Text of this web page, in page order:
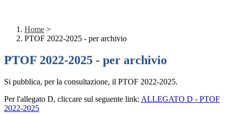
Home >
PTOF 2022-2025 - per archivio
PTOF 2022-2025 - per archivio
Si pubblica, per la consultazione, il PTOF 2022-2025.
Per l'allegato D, cliccare sul seguente link: ALLEGATO D - PTOF
2022-2025